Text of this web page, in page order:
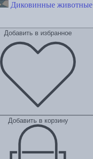
Диковинные животные
Добавить в избранное
Добавить в корзину